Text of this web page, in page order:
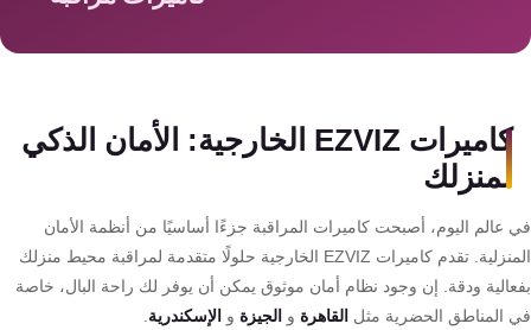
كاميرات EZVIZ الخارجية: الأمان الذكي
لمنزلك
عالم اليوم، أصبحت كاميرات المراقبة جزءًا أساسيًا من أنظمة الأمان
المنزلية. تقدم كاميرات EZVIZ الخارجية حلولًا متقدمة لمراقبة محيط منزلك
ودقة. إن وجود نظام أمان موثوق يمكن أن يوفر لك راحة البال، خاصة
المناطق الحضرية مثلالقاهرةو الجيزةو الإسكندرية .
هوم
سيستم
أمنية
للشركات
والمصانع